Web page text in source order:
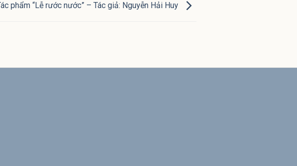
phẩm “Lễ rước nước” – Tác giả: Nguyễn Hải Huy